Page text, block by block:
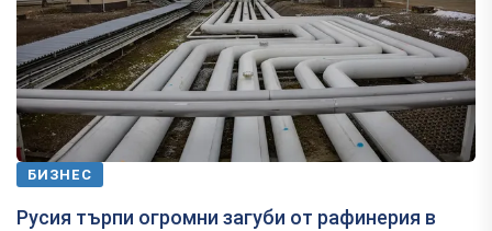
БИЗНЕС
Русия търпи огромни загуби от рафинерия в